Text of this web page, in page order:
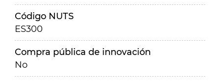
Código NUTS
ES300
Compra pública de innovación
No